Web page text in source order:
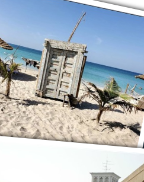
Эль-Фуджейра